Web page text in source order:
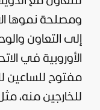
ومصلحة نموها
إلى التعاون
الأوروبية في
مفتوح للساعين
للخارجين منه، مثل